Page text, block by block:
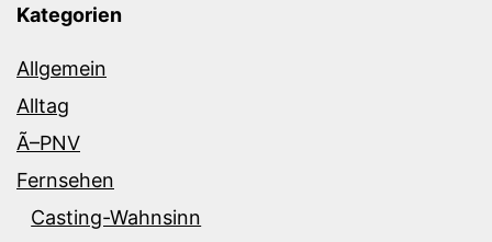
Kategorien
Allgemein
Alltag
Ã–PNV
Fernsehen
Casting-Wahnsinn